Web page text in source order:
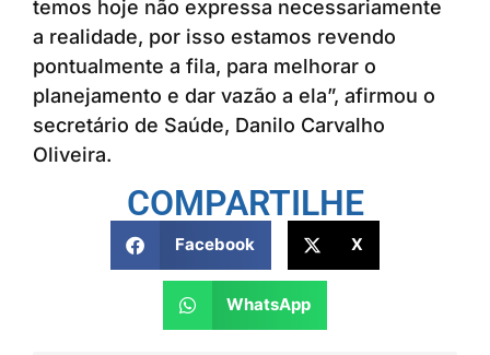
temos hoje não expressa necessariamente
a realidade, por isso estamos revendo
pontualmente a fila, para melhorar o
planejamento e dar vazão a ela”, afirmou o
secretário de Saúde, Danilo Carvalho
Oliveira.
COMPARTILHE
Facebook X
WhatsApp